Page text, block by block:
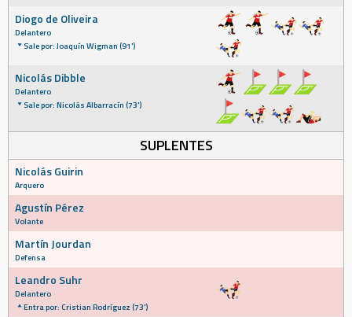
Diogo de Oliveira
Delantero
Sale por: Joaquín Wigman (91')
Nicolás Dibble
Delantero
Sale por: Nicolás Albarracín (73')
SUPLENTES
Nicolás Guirin
Arquero
Agustín Pérez
Volante
Martín Jourdan
Defensa
Leandro Suhr
Delantero
Entra por: Cristian Rodríguez (73')